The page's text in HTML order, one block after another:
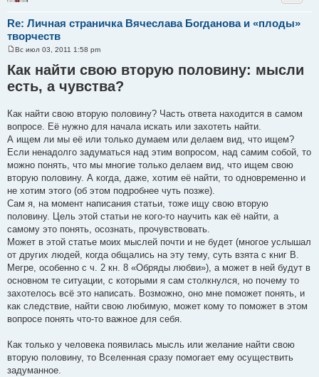
Re: Личная страничка Вячеслава Богданова и «плоды»
творчеств
о
о
б
щ
и
е
Вс июл 03, 2011 1:58 pm
Как найти свою вторую половину: мысли
есть, а чувства?
Как найти свою вторую половину? Часть ответа находится в самом
вопросе. Её нужно для начала искать или захотеть найти.
А ищем ли мы её или только думаем или делаем вид, что ищем?
Если ненадолго задуматься над этим вопросом, над самим собой, то
можно понять, что мы многие только делаем вид, что ищем свою
вторую половину. А когда, даже, хотим её найти, то одновременно и
не хотим этого (об этом подробнее чуть позже).
Сам я, на момент написания статьи, тоже ищу свою вторую
половину. Цель этой статьи не кого-то научить как её найти, а
самому это понять, осознать, прочувствовать.
Может в этой статье моих мыслей почти и не будет (многое услышал
от других людей, когда общались на эту тему, суть взята с книг В.
Мегре, особенно с ч. 2 кн. 8 «Обряды любви»), а может в ней будут в
основном те ситуации, с которыми я сам столкнулся, но почему то
захотелось всё это написать. Возможно, оно мне поможет понять, и
как следствие, найти свою любимую, может кому то поможет в этом
вопросе понять что-то важное для себя.
Как только у человека появилась мысль или желание найти свою
вторую половину, то Вселенная сразу помогает ему осуществить
задуманное.